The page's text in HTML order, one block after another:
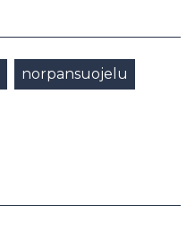
norpansuojelu